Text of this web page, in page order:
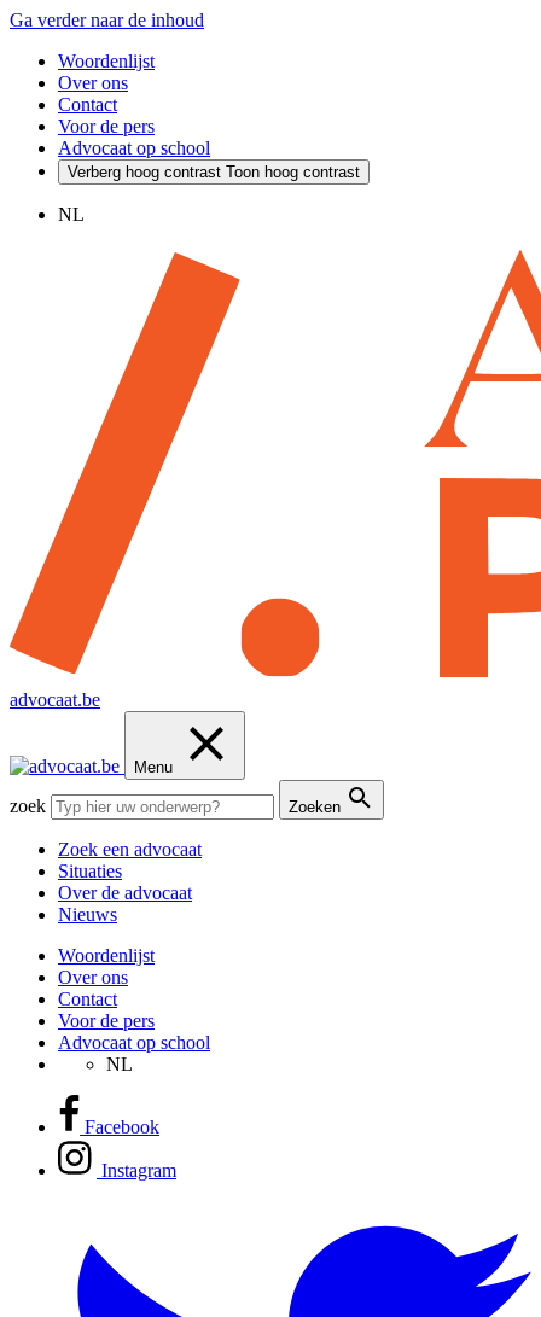
Ga verder naar de inhoud
Woordenlijst
Over ons
Contact
Voor de pers
Advocaat op school
Verberg hoog contrast Toon hoog contrast
NL
advocaat.be
Menu
zoek Zoeken
Zoek een advocaat
Situaties
Over de advocaat
Nieuws
Woordenlijst
Over ons
Contact
Voor de pers
Advocaat op school
NL
Facebook
Instagram